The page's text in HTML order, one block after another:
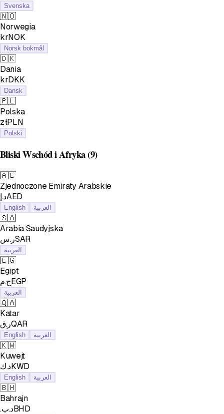
Svenska
🇳🇴
Norwegia
krNOK
Norsk bokmål
🇩🇰
Dania
krDKK
Dansk
🇵🇱
Polska
złPLN
Polski
Bliski Wschód i Afryka(9)
🇦🇪
Zjednoczone Emiraty Arabskie
د.إAED
English العربية
🇸🇦
Arabia Saudyjska
ر.سSAR
العربية
🇪🇬
Egipt
ج.مEGP
العربية
🇶🇦
Katar
ر.قQAR
English العربية
🇰🇼
Kuwejt
د.كKWD
English العربية
🇧🇭
Bahrajn
.د.بBHD